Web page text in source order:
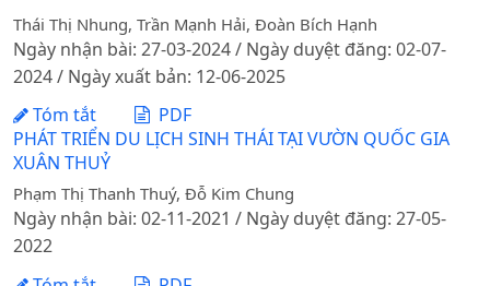
Thái Thị Nhung, Trần Mạnh Hải, Đoàn Bích Hạnh
Ngày nhận bài: 27-03-2024 / Ngày duyệt đăng: 02-07-
2024 / Ngày xuất bản: 12-06-2025
Tóm tắt
PDF
PHÁT TRIỂN DU LỊCH SINH THÁI TẠI VƯỜN QUỐC GIA
XUÂN THUỶ
Phạm Thị Thanh Thuý, Đỗ Kim Chung
Ngày nhận bài: 02-11-2021 / Ngày duyệt đăng: 27-05-
2022